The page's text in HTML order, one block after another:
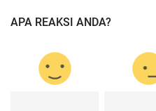
APA REAKSI ANDA?